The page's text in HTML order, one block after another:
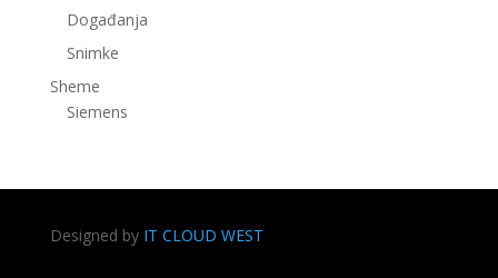
Događanja
Snimke
Sheme
Siemens
Designed by IT CLOUD WEST